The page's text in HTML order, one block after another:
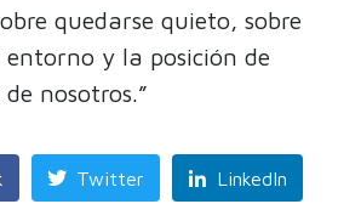
quedarse quieto, sobre
entorno y la posición de
nosotros.”
Twitter LinkedIn